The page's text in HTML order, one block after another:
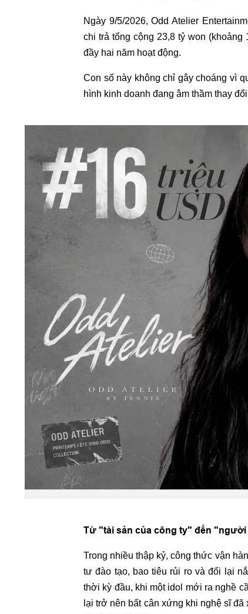
Ngày 9/5/2026, Odd Atelier
chi trả tổng cộng 23,8 tỷ won
đầy hai năm hoạt động.
Con số này không chỉ gây choáng vì
hình kinh doanh đang âm thầm thay
Từ "tài sản của công ty" đến "người
Trong nhiều thập kỷ, công thức vận
tư đào tạo, bao tiêu rủi ro và đổi lại
thời kỳ đầu, khi một idol mới ra nghề
lại trở nên bất cân xứng khi nghệ sĩ